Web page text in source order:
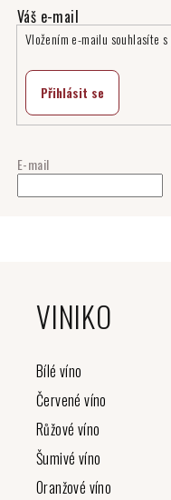
E-mail
Vložením e-mailu souhlasíte s
Přihlásit se
VINIKO
Bílé víno
Červené víno
Růžové víno
Šumivé víno
Oranžové víno